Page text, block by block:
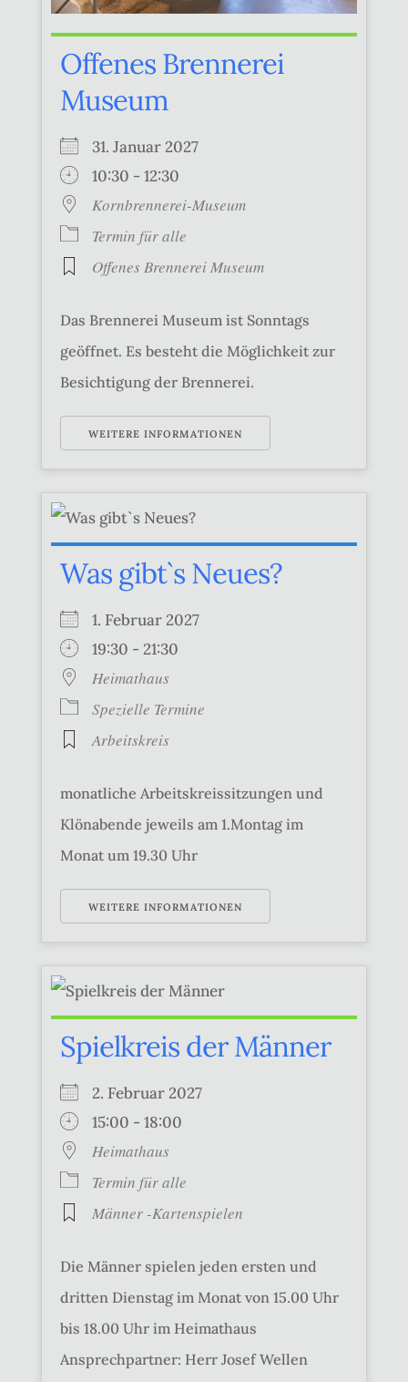
Offenes Brennerei
Museum
31. Januar 2027
10:30 - 12:30
Kornbrennerei-Museum
Termin für alle
Offenes Brennerei Museum
Das Brennerei Museum ist Sonntags
geöffnet. Es besteht die Möglichkeit zur
Besichtigung der Brennerei.
WEITERE INFORMATIONEN
Was gibt`s Neues?
1. Februar 2027
19:30 - 21:30
Heimathaus
Spezielle Termine
Arbeitskreis
monatliche Arbeitskreissitzungen und
Klönabende jeweils am 1.Montag im
Monat um 19.30 Uhr
WEITERE INFORMATIONEN
Spielkreis der Männer
2. Februar 2027
15:00 - 18:00
Heimathaus
Termin für alle
Männer -Kartenspielen
Die Männer spielen jeden ersten und
dritten Dienstag im Monat von 15.00 Uhr
bis 18.00 Uhr im Heimathaus
Ansprechpartner: Herr Josef Wellen